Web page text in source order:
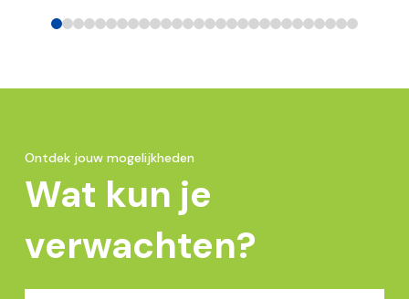
01 2 3 4567 891011 12131415161718192021222324252627
Ontdek jouw mogelijkheden
Wat kun je
verwachten?